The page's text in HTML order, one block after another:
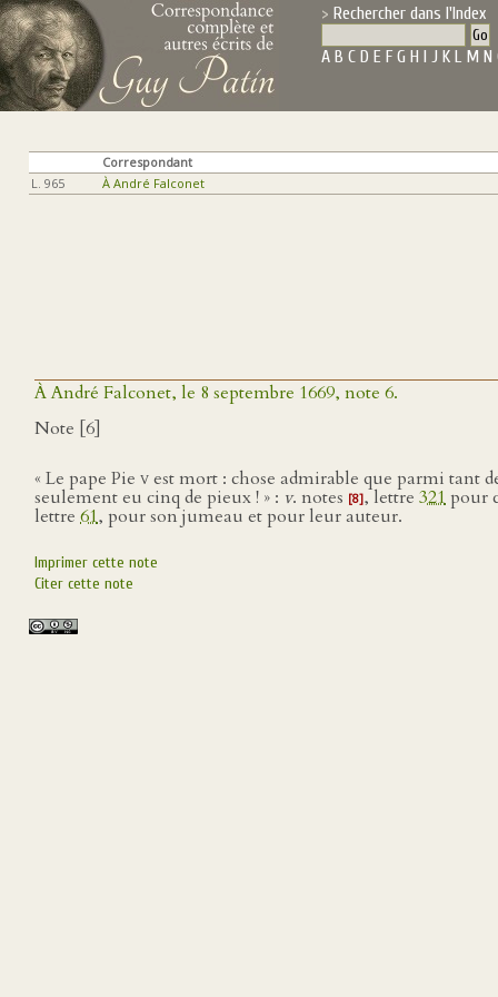
Rechercher dans l'Index
A B C D E F G H I J K L M N